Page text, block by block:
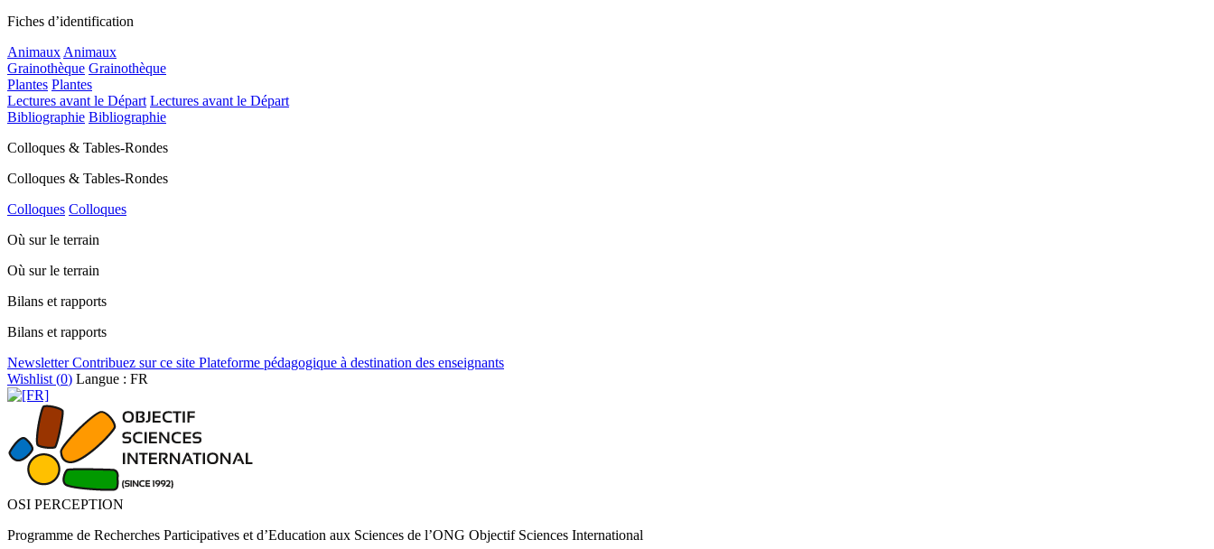
Fiches d’identification
AnimauxAnimaux
Grainothèque Grainothèque
Plantes Plantes
Lectures avant le Départ Lectures avant le Départ
Bibliographie Bibliographie
Colloques & Tables-Rondes
Colloques & Tables-Rondes
Colloques Colloques
Où sur le terrain
Où sur le terrain
Bilans et rapports
Bilans et rapports
NewsletterContribuez sur ce site Plateforme pédagogique à destination des enseignants
Wishlist (0) Langue : FR
OSI PERCEPTION
Programme de Recherches Participatives et d’Education aux Sciences de l’ONG Objectif Sciences International